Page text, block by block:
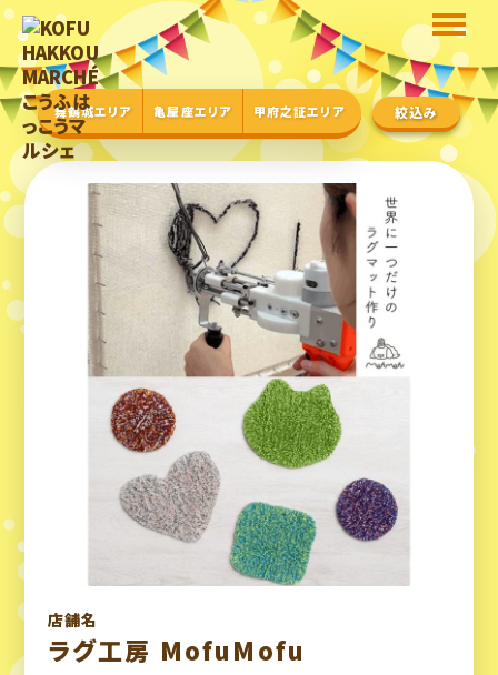
舞鶴城エリア 亀屋座エリア 甲府之証エリア 絞込み
店舗名
ラグ工房 MofuMofu